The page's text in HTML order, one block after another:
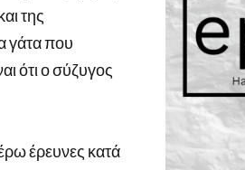
της
γάτα που
ότι ο σύζυγος
έρευνες κατά